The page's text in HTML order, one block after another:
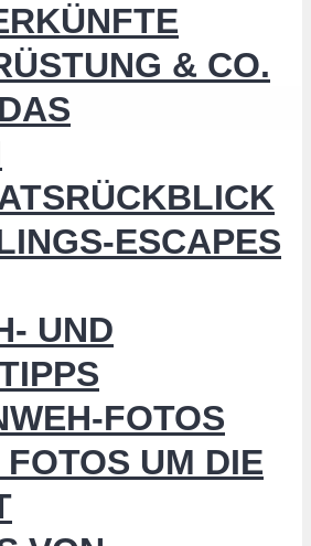
& CO.
ESCAPES
UND
FOTOS
FOTOS UM DIE